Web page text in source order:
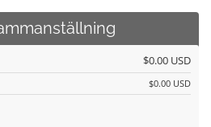
$0.00 USD
$0.00 USD